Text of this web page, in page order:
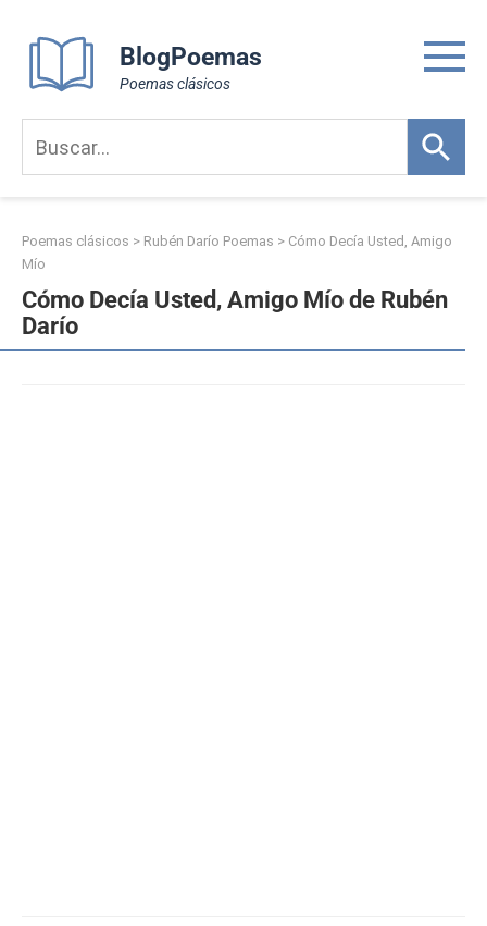
content
BlogPoemas
Poemas clásicos
Poemas clásicos > Rubén Darío Poemas > Cómo Decía Usted, Amigo
Mío
Cómo Decía Usted, Amigo Mío de Rubén
Darío